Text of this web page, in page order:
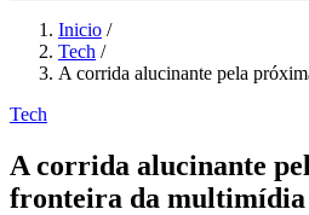
Inicio /
Tech /
A corrida alucinante pela
Tech
A corrida alucinante
fronteira da multimídia